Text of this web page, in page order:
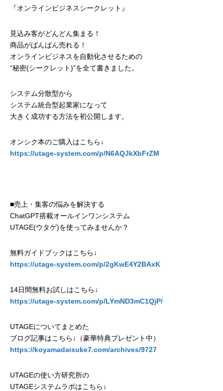
『オンラインビジネスシークレット』
見込み客がどんどん集まる！
商品がばんばん売れる！
オンラインビジネスを自動化させるための
“秘密(シークレット)”を全て書きました。
システム分散型から
システム統合型起業家になって
大きく成功する方法を初公開します。
オンシク本のご購入はこちら↓
https://utage-system.com/p/N6AQJkXbFrZM
■売上・集客の悩みを解決する
ChatGPT搭載オールインワンシステム
UTAGE(ウタゲ)を使ってみませんか？
無料ガイドブックはこちら↓
https://utage-system.com/p/2gKwE4Y2BAxK
14日間無料お試しはこちら↓
https://utage-system.com/p/LYmND3mC1QjP/
UTAGEについてまとめた
ブログ記事はこちら↓（豪華特典プレゼント中）
https://koyamadaisuke7.com/archives/9727
UTAGEの使い方研究所の
UTAGEシステムラボはこちら↓